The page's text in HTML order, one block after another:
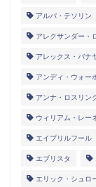
アルパ・テソリン
アレクサンダー・
アレックス・バナ
アンディ・ウォー
アンナ・ロスリン
ウィリアム・レー
エイプリルフール
エブリスタ
エリック・シュロ